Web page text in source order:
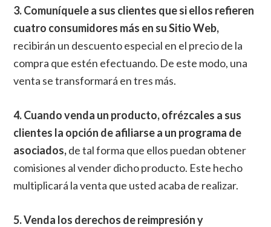
3. Comuníquele a sus clientes que si ellos refieren
cuatro consumidores más en su Sitio Web,
recibirán un descuento especial en el precio de la
compra que estén efectuando. De este modo, una
venta se transformará en tres más.
4. Cuando venda un producto, ofrézcales a sus
clientes la opción de afiliarse a un programa de
asociados,de tal forma que ellos puedan obtener
comisiones al vender dicho producto. Este hecho
multiplicará la venta que usted acaba de realizar.
5. Venda los derechos de reimpresión y